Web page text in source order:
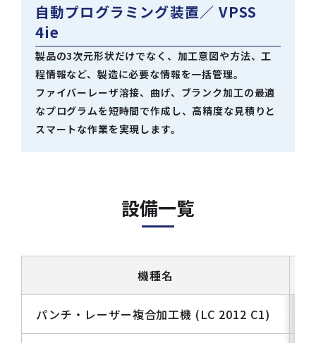
自動プログラミング装置／ VPSS
4ie
製品の3次元形状だけでなく、加工意図や方法、工
程情報など、製造に必要な情報を一括管理。
ファイバーレーザ溶接、曲げ、ブランク加工の最適
なプログラムを短時間で作成し、高精度な見積りと
スマートな作業を実現します。
設備一覧
機種名
パンチ・レーザー複合加工機 (LC 2012 C1)